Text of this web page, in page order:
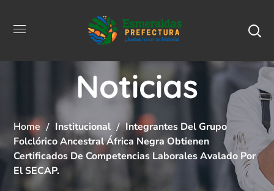
Noticias
Home Institucional
Integrantes Del Grupo
Folclórico Ancestral África Negra Obtienen
Certificados De Competencias Laborales Avalado Por
El SECAP.